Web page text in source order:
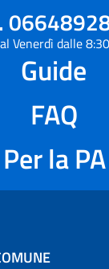
Venerdì dalle
Guide
FAQ
Per la PA